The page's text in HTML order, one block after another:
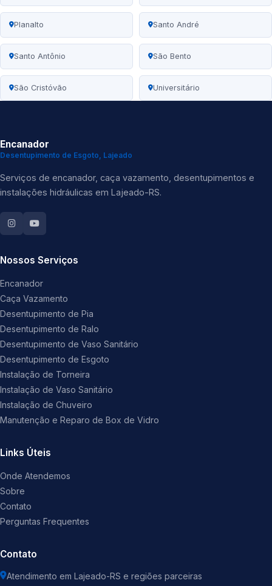
Planalto Santo André
Santo Antônio São Bento
São Cristóvão Universitário
Encanador
Desentupimento de Esgoto, Lajeado
Serviços de encanador, caça vazamento, desentupimentos e
instalações hidráulicas em Lajeado-RS.
Nossos Serviços
Encanador
Caça Vazamento
Desentupimento de Pia
Desentupimento de Ralo
Desentupimento de Vaso Sanitário
Desentupimento de Esgoto
Instalação de Torneira
Instalação de Vaso Sanitário
Instalação de Chuveiro
Manutenção e Reparo de Box de Vidro
Links Úteis
Onde Atendemos
Sobre
Contato
Perguntas Frequentes
Contato
Atendimento em Lajeado-RS e regiões parceiras